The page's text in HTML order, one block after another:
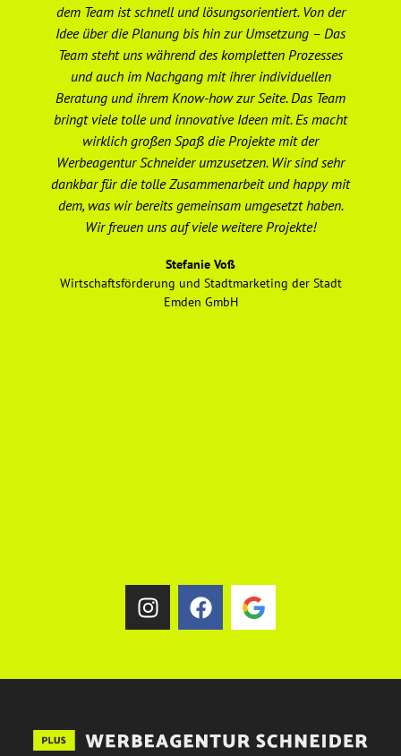
dem Team ist schnell und lösungsorientiert. Von der
Idee über die Planung bis hin zur Umsetzung – Das
Team steht uns während des kompletten Prozesses
und auch im Nachgang mit ihrer individuellen
Beratung und ihrem Know-how zur Seite. Das Team
bringt viele tolle und innovative Ideen mit. Es macht
wirklich großen Spaß die Projekte mit der
Werbeagentur Schneider umzusetzen. Wir sind sehr
dankbar für die tolle Zusammenarbeit und happy mit
dem, was wir bereits gemeinsam umgesetzt haben.
Wir freuen uns auf viele weitere Projekte!
Stefanie Voß
Wirtschaftsförderung und Stadtmarketing der Stadt
Emden GmbH